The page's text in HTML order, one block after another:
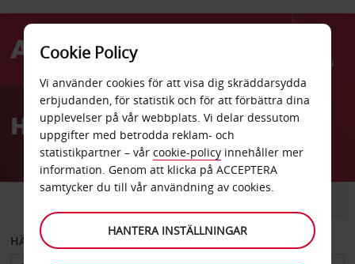
Menu
AvisHyrbil New Hartford
BIL
HÄMTA FRÅN
Cookie Policy
Vi använder cookies för att visa dig skräddarsydda
erbjudanden, för statistik och för att förbättra dina
upplevelser på vår webbplats. Vi delar dessutom
uppgifter med betrodda reklam- och
statistikpartner – vår cookie-policy innehåller mer
information. Genom att klicka på ACCEPTERA
samtycker du till vår användning av cookies.
HANTERA INSTÄLLNINGAR